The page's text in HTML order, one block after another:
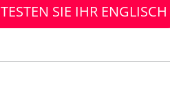
TESTEN SIE IHR ENGLISCH